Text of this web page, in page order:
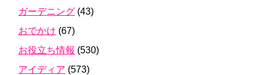
ガーデニング (43)
おでかけ (67)
お役立ち情報 (530)
アイディア (573)